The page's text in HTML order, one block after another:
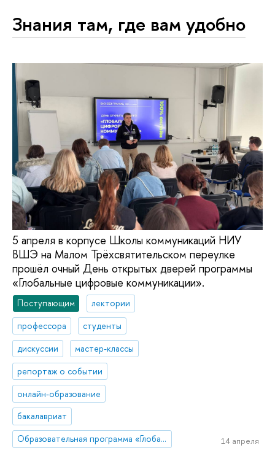
Знания там, где вам удобно
5 апреля в корпусе Школы коммуникаций НИУ
ВШЭ на Малом Трёхсвятительском переулке
прошёл очный День открытых дверей программы
«Глобальные цифровые коммуникации».
Поступающим
лектории
профессора
студенты
дискуссии
мастер-классы
репортаж о событии
онлайн-образование
бакалавриат
Образовательная программа «Глобальные цифровые коммуникации»
14 апреля